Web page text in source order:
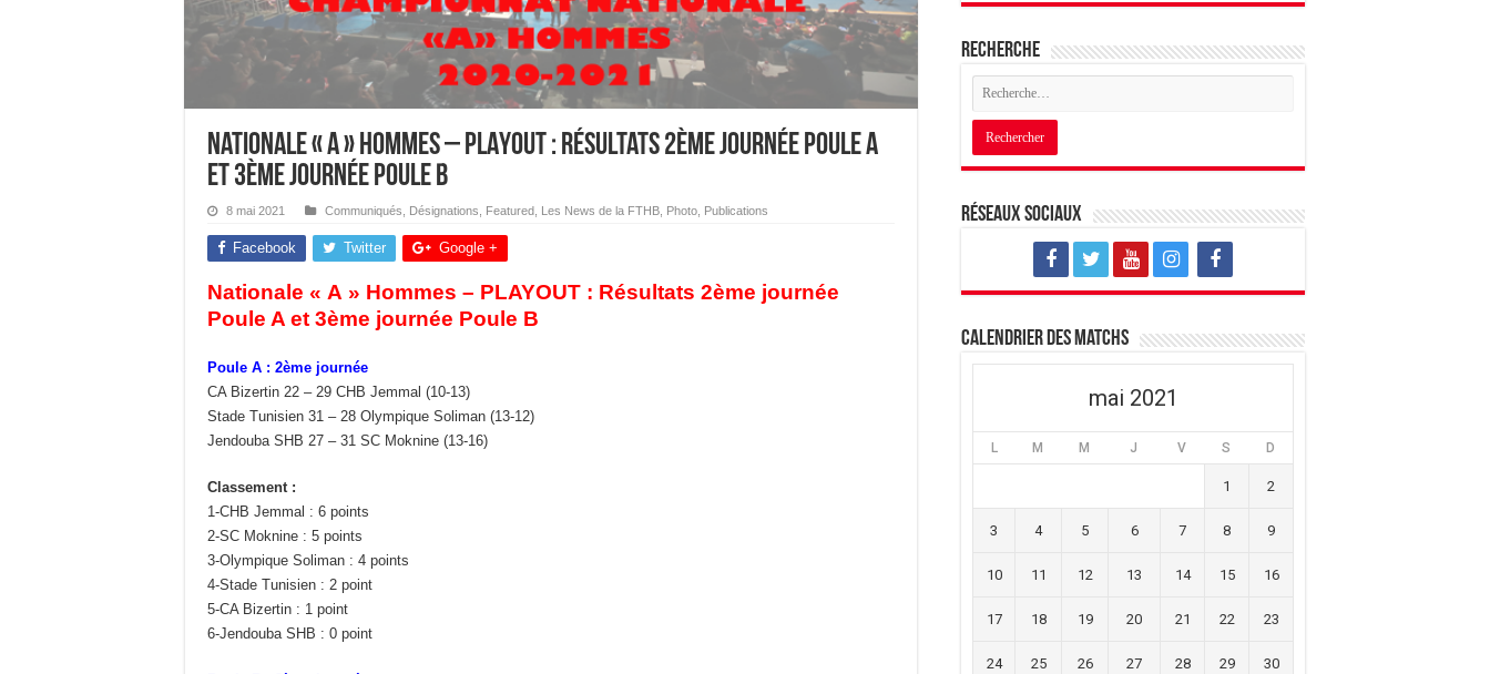
Nationale « A » Hommes – PLAYOUT : Résultats 2ème journée Poule A
et 3ème journée Poule B
8 mai 2021 Communiqués Désignations Featured Les News de la FTHB Photo Publications
Facebook Twitter Google +
Nationale « A » Hommes – PLAYOUT : Résultats 2ème journée
Poule A et 3ème journée Poule B
Poule A : 2ème journée
CA Bizertin 22 – 29 CHB Jemmal (10-13)
Stade Tunisien 31 – 28 Olympique Soliman (13-12)
Jendouba SHB 27 – 31 SC Moknine (13-16)
Classement :
1-CHB Jemmal : 6 points
2-SC Moknine : 5 points
3-Olympique Soliman : 4 points
4-Stade Tunisien : 2 point
5-CA Bizertin : 1 point
6-Jendouba SHB : 0 point
Recherche
Réseaux sociaux
Calendrier des matchs
mai 2021
L M M J V S D
1 2
3 4 5 6 7 8 9
10 11 12 13 14 15 16
17 18 19 20 21 22 23
24 25 26 27 28 29 30